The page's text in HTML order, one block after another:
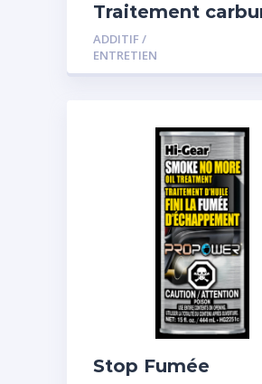
Traitement
spécial essence
ADDITIF /
ENTRETIEN
Stop Fumée